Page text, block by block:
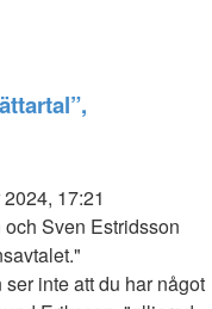
17:21
Sven Estridsson
inte att du har något